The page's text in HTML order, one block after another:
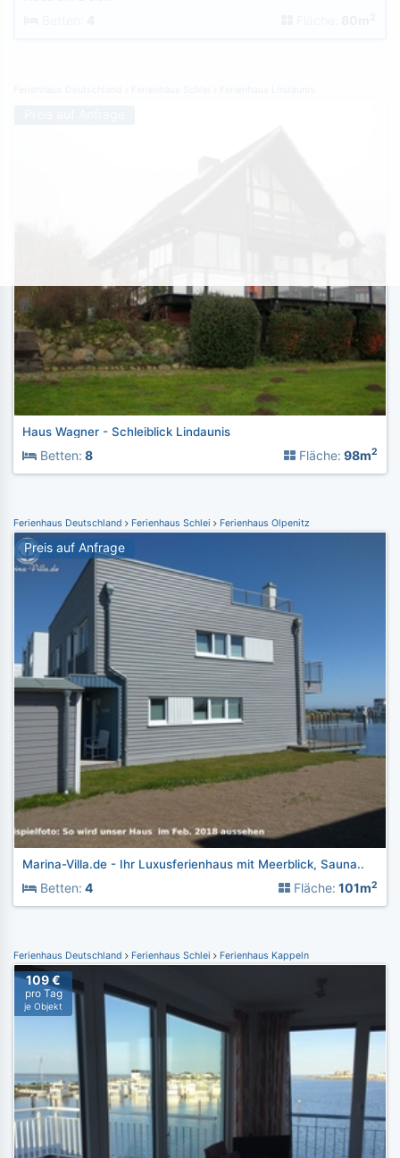
Haus Wagner - Schleiblick Lindaunis
Betten: 8 Fläche: 98m2
Ferienhaus Deutschland Ferienhaus Schlei Ferienhaus Olpenitz
Preis auf Anfrage
Marina-Villa.de - Ihr Luxusferienhaus mit Meerblick, Sauna..
Betten: 4 Fläche: 101m2
Ferienhaus Deutschland Ferienhaus Schlei Ferienhaus Kappeln
109 €
pro Tag
je Objekt